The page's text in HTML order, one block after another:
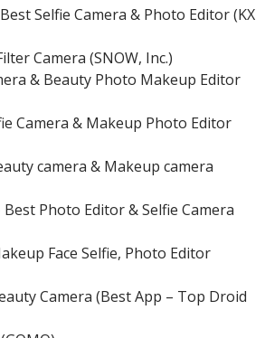
Selfie Camera & Photo Editor (KX
Camera (SNOW, Inc.)
& Beauty Photo Makeup Editor
Camera & Makeup Photo Editor
camera & Makeup camera
Best Photo Editor & Selfie Camera
Face Selfie, Photo Editor
Camera (Best App – Top Droid